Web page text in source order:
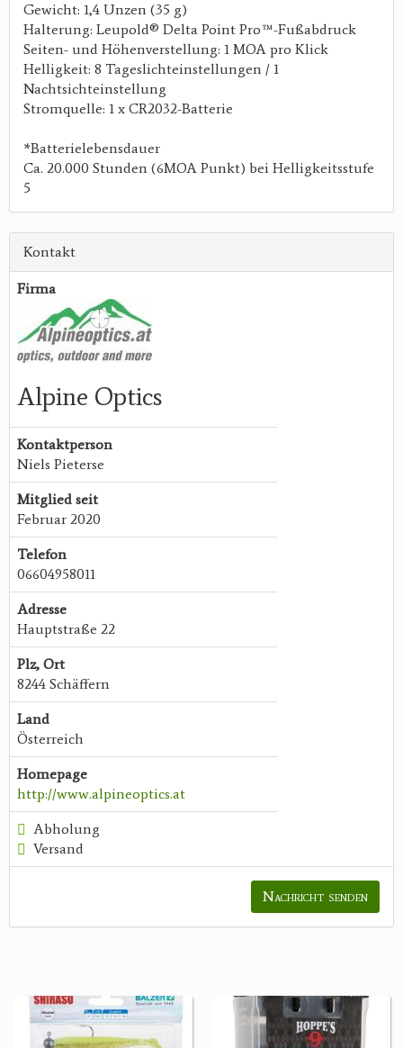
Gewicht: 1,4 Unzen (35 g)
Halterung: Leupold® Delta Point Pro™-Fußabdruck
Seiten- und Höhenverstellung: 1 MOA pro Klick
Helligkeit: 8 Tageslichteinstellungen / 1
Nachtsichteinstellung
Stromquelle: 1 x CR2032-Batterie
*Batterielebensdauer
Ca. 20.000 Stunden (6MOA Punkt) bei Helligkeitsstufe
5
Kontakt
Firma
Alpine Optics
Kontaktperson
Niels Pieterse
Mitglied seit
Februar 2020
Telefon
06604958011
Adresse
Hauptstraße 22
Plz, Ort
8244 Schäffern
Land
Österreich
Homepage
http://www.alpineoptics.at
Abholung
Versand
Nachricht senden